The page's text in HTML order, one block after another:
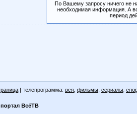
По Вашему запросу ничего не
необходимая информация. А
период
| телепрограмма: вся фильмы сериалы
ВсёТВ